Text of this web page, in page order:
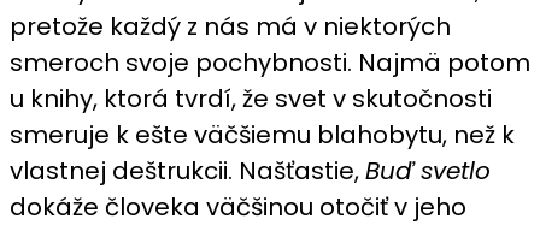
pretože každý z nás má v niektorých
smeroch svoje pochybnosti. Najmä potom
u knihy, ktorá tvrdí, že svet v skutočnosti
smeruje k ešte väčšiemu blahobytu, než k
vlastnej deštrukcii. Našťastie,Buď svetlo
dokáže človeka väčšinou otočiť v jeho